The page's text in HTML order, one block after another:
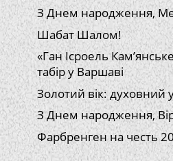
З Днем народження,
Шабат Шалом!
«Ган Ісроель
табір у Варшаві
Золотий вік: духовний
З Днем народження,
Фарбренген на честь